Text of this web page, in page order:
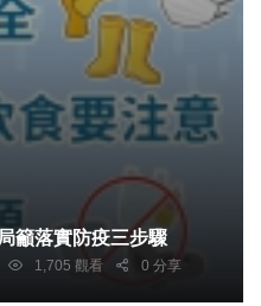
縣衛生局籲落實防疫三步驟
1,705 觀看 0 分享